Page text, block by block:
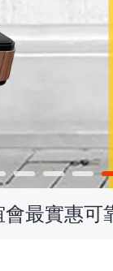
最實惠可